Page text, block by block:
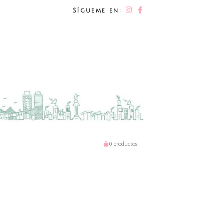
Sígueme en:
0 productos